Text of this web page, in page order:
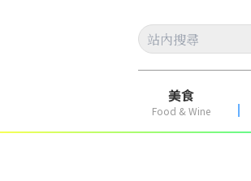
美食
Food & Wine